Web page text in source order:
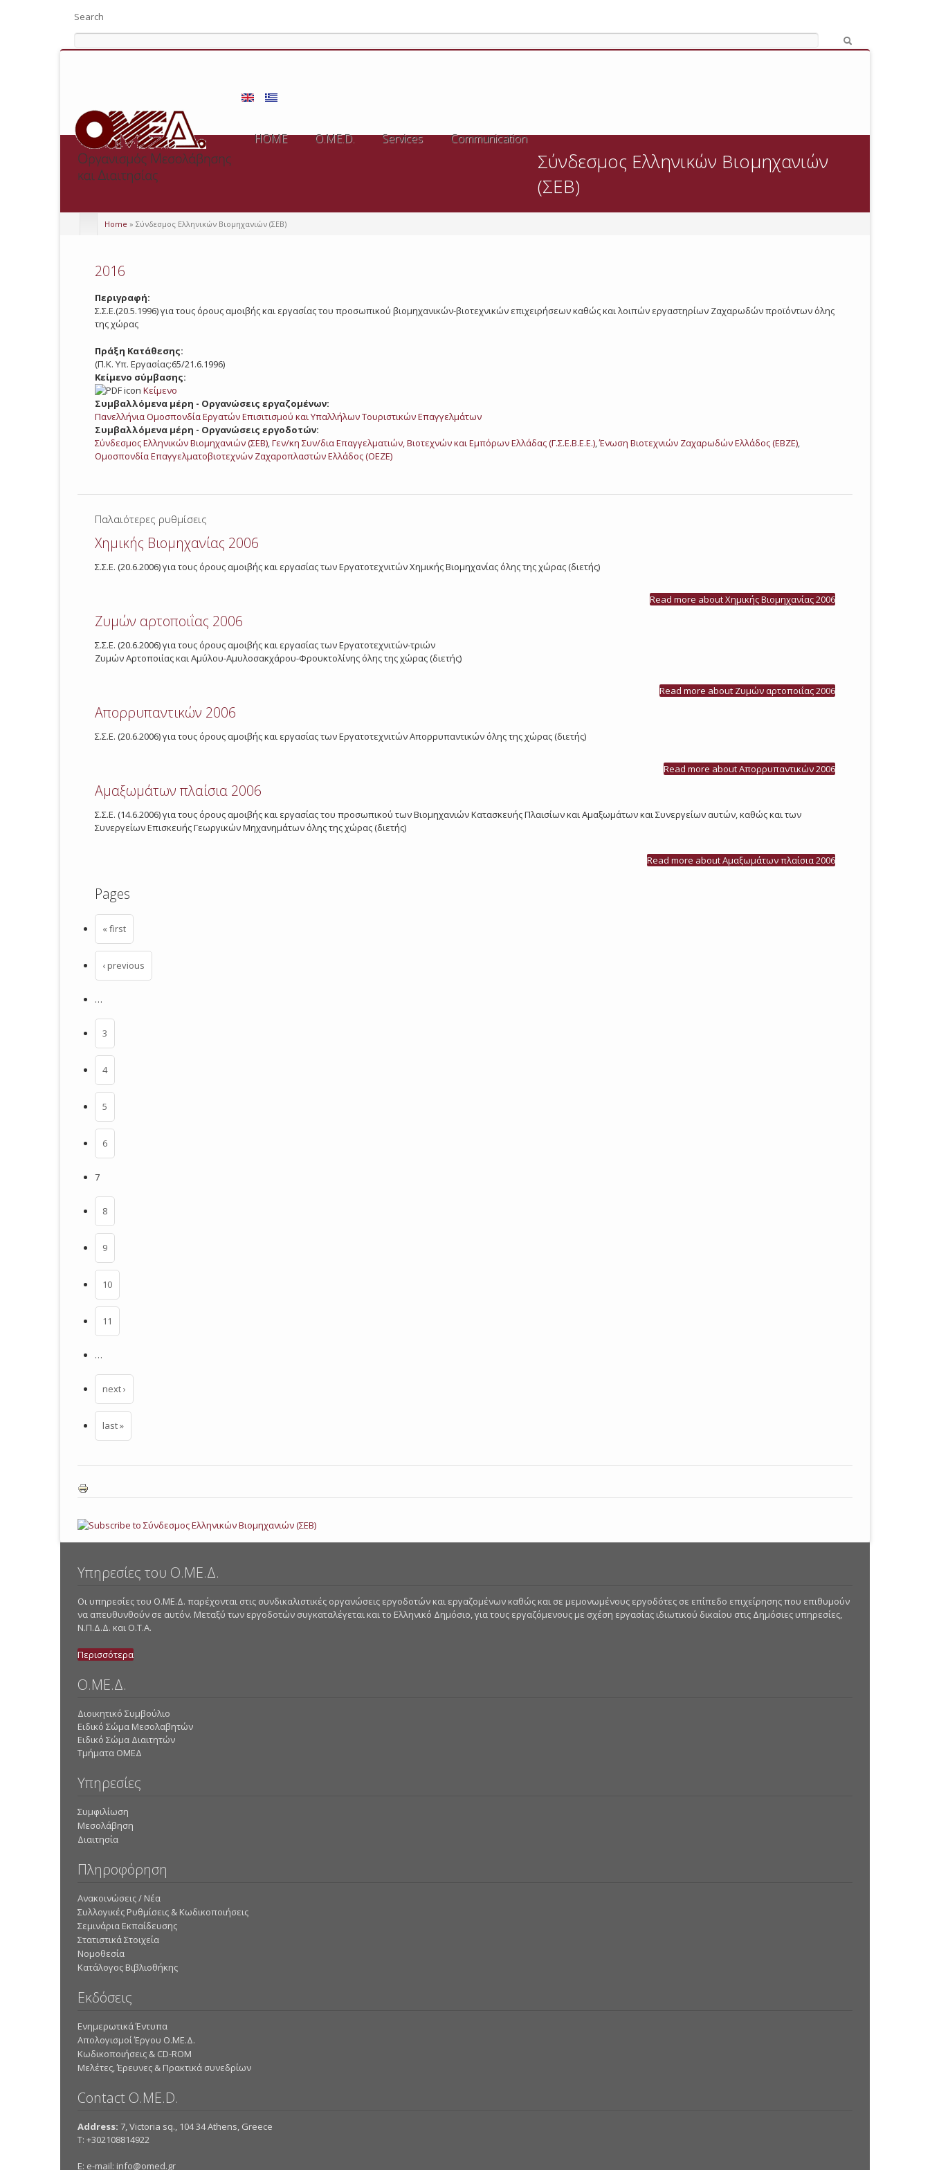
Search
HOME O.ME.D. Services Communication
Σύνδεσμος Ελληνικών Βιομηχανιών
(ΣΕΒ)
Home » Σύνδεσμος Ελληνικών Βιομηχανιών (ΣΕΒ)
2016
Περιγραφή:
Σ.Σ.Ε.(20.5.1996) για τους όρους αμοιβής και εργασίας του προσωπικού βιομηχανικών-βιοτεχνικών επιχειρήσεων καθώς και λοιπών εργαστηρίων Ζαχαρωδών προϊόντων όλης
της χώρας
Πράξη Κατάθεσης:
(Π.Κ. Υπ. Εργασίας:65/21.6.1996)
Κείμενο σύμβασης:
Κείμενο
Συμβαλλόμενα μέρη - Οργανώσεις εργαζομένων:
Πανελλήνια Ομοσπονδία Εργατών Επισιτισμού και Υπαλλήλων Τουριστικών Επαγγελμάτων
Συμβαλλόμενα μέρη - Οργανώσεις εργοδοτών:
Σύνδεσμος Ελληνικών Βιομηχανιών (ΣΕΒ),Γεν/κη Συν/δια Επαγγελματιών, Βιοτεχνών και Εμπόρων Ελλάδας (Γ.Σ.Ε.Β.Ε.Ε.),Ένωση Βιοτεχνιών Ζαχαρωδών Ελλάδος (ΕΒΖΕ),
Ομοσπονδία Επαγγελματοβιοτεχνών Ζαχαροπλαστών Ελλάδος (ΟΕΖΕ)
Παλαιότερες ρυθμίσεις
Χημικής Βιομηχανίας 2006
Σ.Σ.Ε. (20.6.2006) για τους όρους αμοιβής και εργασίας των Εργατοτεχνιτών Χημικής Βιομηχανίας όλης της χώρας (διετής)
Read more about Χημικής Βιομηχανίας 2006
Ζυμών αρτοποιΐας 2006
Σ.Σ.Ε. (20.6.2006) για τους όρους αμοιβής και εργασίας των Εργατοτεχνιτών-τριών
Ζυμών Αρτοποιίας και Αμύλου-Αμυλοσακχάρου-Φρουκτολίνης όλης της χώρας (διετής)
Read more about Ζυμών αρτοποιΐας 2006
Απορρυπαντικών 2006
Σ.Σ.Ε. (20.6.2006) για τους όρους αμοιβής και εργασίας των Εργατοτεχνιτών Απορρυπαντικών όλης της χώρας (διετής)
Read more about Απορρυπαντικών 2006
Αμαξωμάτων πλαίσια 2006
Σ.Σ.Ε. (14.6.2006) για τους όρους αμοιβής και εργασίας του προσωπικού των Βιομηχανιών Κατασκευής Πλαισίων και Αμαξωμάτων και Συνεργείων αυτών, καθώς και των
Συνεργείων Επισκευής Γεωργικών Μηχανημάτων όλης της χώρας (διετής)
Read more about Αμαξωμάτων πλαίσια 2006
Pages
« first
‹ previous
…
3
4
5
6
7
8
9
10
11
…
next ›
last »
Υπηρεσίες του Ο.ΜΕ.Δ.
Οι υπηρεσίες του Ο.ΜΕ.Δ. παρέχονται στις συνδικαλιστικές οργανώσεις εργοδοτών και εργαζομένων καθώς και σε μεμονωμένους εργοδότες σε επίπεδο επιχείρησης που επιθυμούν
να απευθυνθούν σε αυτόν. Μεταξύ των εργοδοτών συγκαταλέγεται και το Ελληνικό Δημόσιο, για τους εργαζόμενους με σχέση εργασίας ιδιωτικού δικαίου στις Δημόσιες υπηρεσίες,
Ν.Π.Δ.Δ. και Ο.Τ.Α.
Περισσότερα
Ο.ΜΕ.Δ.
Διοικητικό Συμβούλιο
Ειδικό Σώμα Μεσολαβητών
Ειδικό Σώμα Διαιτητών
Τμήματα ΟΜΕΔ
Υπηρεσίες
Συμφιλίωση
Μεσολάβηση
Διαιτησία
Πληροφόρηση
Ανακοινώσεις / Νέα
Συλλογικές Ρυθμίσεις & Κωδικοποιήσεις
Σεμινάρια Εκπαίδευσης
Στατιστικά Στοιχεία
Νομοθεσία
Κατάλογος Βιβλιοθήκης
Εκδόσεις
Ενημερωτικά Έντυπα
Απολογισμοί Έργου Ο.ΜΕ.Δ.
Κωδικοποιήσεις & CD-ROM
Mελέτες, Έρευνες & Πρακτικά συνεδρίων
Contact O.ME.D.
Address: 7, Victoria sq., 104 34 Athens, Greece
Τ: +302108814922
E: e-mail: info@omed.gr